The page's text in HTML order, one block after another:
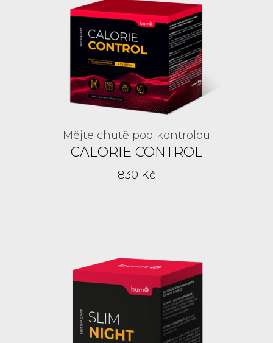
Mějte chutě pod kontrolou
CALORIE CONTROL
830 Kč